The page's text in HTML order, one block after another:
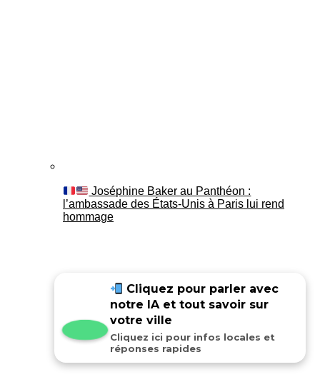
Joséphine Baker au Panthéon :
l’ambassade des États-Unis à Paris lui rend
hommage
Cliquez pour parler avec
notre IA et tout savoir sur
votre ville
Cliquez ici pour infos locales et
réponses rapides